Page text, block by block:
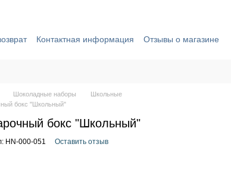
Контактная информация
Отзывы о магазине
Шоколадные наборы
Школьные
бокс "Школьный"
бокс "Школьный"
HN-000-051 Оставить отзыв